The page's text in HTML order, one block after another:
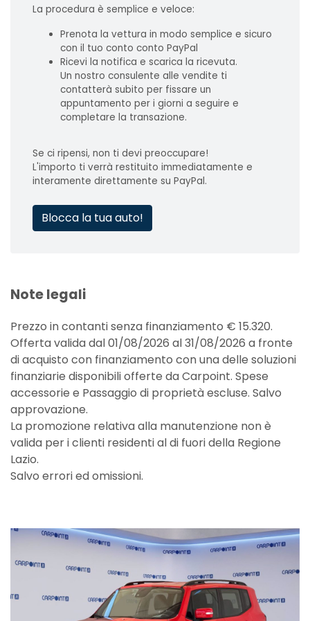
La procedura è semplice e veloce:
Prenota la vettura in modo semplice e sicuro
con il tuo conto conto PayPal
Ricevi la notifica e scarica la ricevuta.
Un nostro consulente alle vendite ti
contatterà subito per fissare un
appuntamento per i giorni a seguire e
completare la transazione.
Se ci ripensi, non ti devi preoccupare!
L'importo ti verrà restituito immediatamente e
interamente direttamente su PayPal.
Blocca la tua auto!
Note legali
Prezzo in contanti senza finanziamento € 15.320.
Offerta valida dal 01/08/2026 al 31/08/2026 a fronte
di acquisto con finanziamento con una delle soluzioni
finanziarie disponibili offerte da Carpoint. Spese
accessorie e Passaggio di proprietà escluse. Salvo
approvazione.
La promozione relativa alla manutenzione non è
valida per i clienti residenti al di fuori della Regione
Lazio.
Salvo errori ed omissioni.